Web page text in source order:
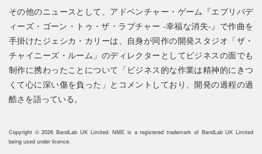
その他のニュースとして、アドベンチャー・ゲーム『エブリバデ
ィーズ・ゴーン・トゥ・ザ・ラプチャー -幸福な消失-』で作曲を
手掛けたジェシカ・カリーは、自身が同作の開発スタジオ「ザ・
チャイニーズ・ルーム」のディレクターとしてビジネスの面でも
制作に携わったことについて「ビジネス的な作業は精神的にきつ
くて心に深い傷を負った」とコメントしており、開発の過程の過
酷さを語っている。
Copyright © 2026 BandLab UK Limited. NME is a registered trademark of BandLab UK Limited
being used under licence.